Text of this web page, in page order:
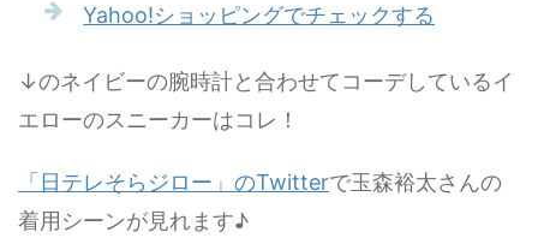
Yahoo!ショッピングでチェックする
↓のネイビーの腕時計と合わせてコーデしているイ
エローのスニーカーはコレ！
「日テレそらジロー」のTwitterで玉森裕太さんの
着用シーンが見れます♪